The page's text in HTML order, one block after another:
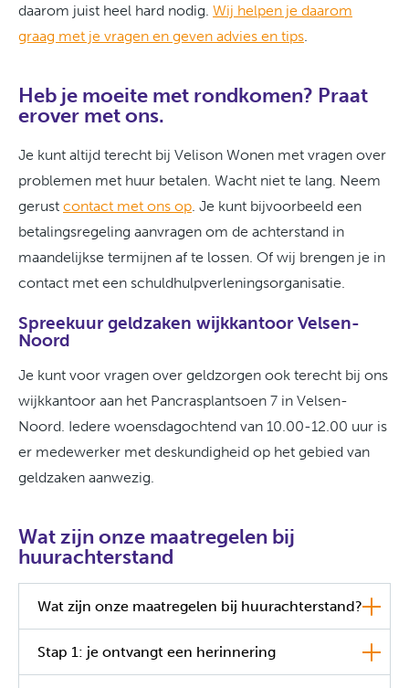
daarom juist heel hard nodig. Wij helpen je daarom
graag met je vragen en geven advies en tips
Heb je moeite met rondkomen? Praat
erover met ons.
Je kunt altijd terecht bij Velison Wonen met vragen over
problemen met huur betalen. Wacht niet te lang. Neem
gerust contact met ons op . Je kunt bijvoorbeeld een
betalingsregeling aanvragen om de achterstand in
maandelijkse termijnen af te lossen. Of wij brengen je in
contact met een schuldhulpverleningsorganisatie.
Spreekuur geldzaken wijkkantoor Velsen-
Noord
Je kunt voor vragen over geldzorgen ook terecht bij ons
wijkkantoor aan het Pancrasplantsoen 7 in Velsen-
Noord. Iedere woensdagochtend van 10.00-12.00 uur is
er medewerker met deskundigheid op het gebied van
geldzaken aanwezig.
Wat zijn onze maatregelen bij
huurachterstand
Wat zijn onze maatregelen bij huurachterstand?
Stap 1: je ontvangt een herinnering